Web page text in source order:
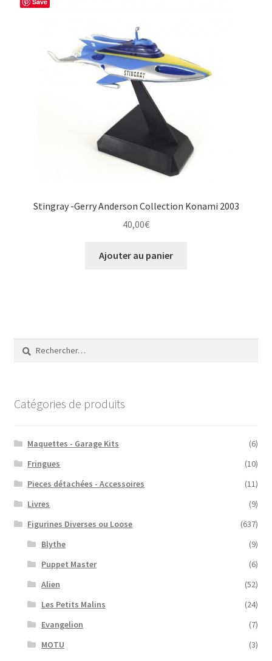
Stingray -Gerry Anderson Collection Konami 2003
40,00€
Ajouter au panier
Catégories de produits
Maquettes - Garage Kits
(6)
Fringues
(10)
Pieces détachées - Accessoires
(11)
Livres
(9)
Figurines Diverses ou Loose
(637)
Blythe
(9)
Puppet Master
(6)
Alien
(52)
Les Petits Malins
(24)
Evangelion
(7)
MOTU
(3)